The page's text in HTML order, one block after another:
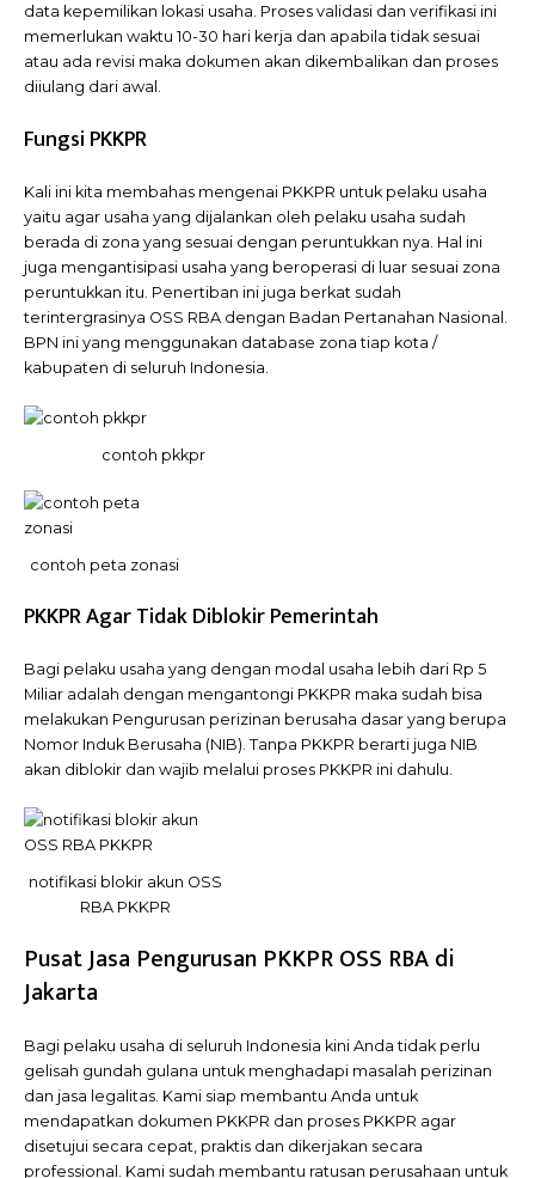
data kepemilikan lokasi usaha. Proses validasi dan verifikasi ini
memerlukan waktu 10-30 hari kerja dan apabila tidak sesuai
atau ada revisi maka dokumen akan dikembalikan dan proses
diiulang dari awal.
Fungsi PKKPR
Kali ini kita membahas mengenai PKKPR untuk pelaku usaha
yaitu agar usaha yang dijalankan oleh pelaku usaha sudah
berada di zona yang sesuai dengan peruntukkan nya. Hal ini
juga mengantisipasi usaha yang beroperasi di luar sesuai zona
peruntukkan itu. Penertiban ini juga berkat sudah
terintergrasinya OSS RBA dengan Badan Pertanahan Nasional.
BPN ini yang menggunakan database zona tiap kota /
kabupaten di seluruh Indonesia.
contoh pkkpr
contoh peta zonasi
PKKPR Agar Tidak Diblokir Pemerintah
Bagi pelaku usaha yang dengan modal usaha lebih dari Rp 5
Miliar adalah dengan mengantongi PKKPR maka sudah bisa
melakukan Pengurusan perizinan berusaha dasar yang berupa
Nomor Induk Berusaha (NIB). Tanpa PKKPR berarti juga NIB
akan diblokir dan wajib melalui proses PKKPR ini dahulu.
notifikasi blokir akun OSS
RBA PKKPR
Pusat Jasa Pengurusan PKKPR OSS RBA di
Jakarta
Bagi pelaku usaha di seluruh Indonesia kini Anda tidak perlu
gelisah gundah gulana untuk menghadapi masalah perizinan
dan jasa legalitas. Kami siap membantu Anda untuk
mendapatkan dokumen PKKPR dan proses PKKPR agar
disetujui secara cepat, praktis dan dikerjakan secara
professional. Kami sudah membantu ratusan perusahaan untuk